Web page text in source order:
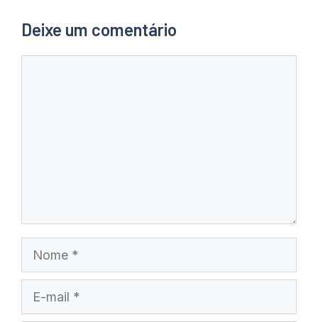
Deixe um comentário
Nome
mail